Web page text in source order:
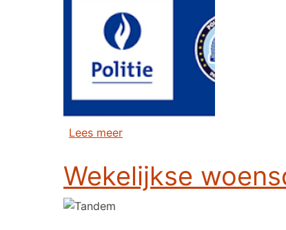
Lees meerover Bezoek Erfgoedcentrum
Wekelijkse